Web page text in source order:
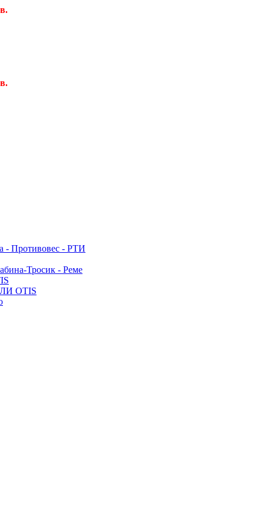
- Противовес - РТИ
Тросик - Реме
OTIS